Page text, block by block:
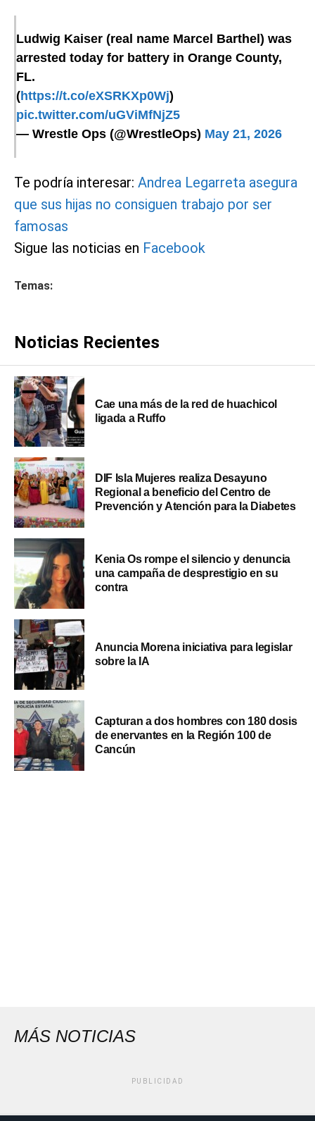
Ludwig Kaiser (real name Marcel Barthel) was
arrested today for battery in Orange County,
FL.
(https://t.co/eXSRKXp0Wj)
pic.twitter.com/uGViMfNjZ5
— Wrestle Ops (@WrestleOps) May 21, 2026
Te podría interesar: Andrea Legarreta asegura
que sus hijas no consiguen trabajo por ser
famosas
Sigue las noticias en Facebook
Temas:
Noticias Recientes
Cae una más de la red de huachicol
ligada a Ruffo
DIF Isla Mujeres realiza Desayuno
Regional a beneficio del Centro de
Prevención y Atención para la Diabetes
Kenia Os rompe el silencio y denuncia
una campaña de desprestigio en su
contra
Anuncia Morena iniciativa para legislar
sobre la IA
Capturan a dos hombres con 180 dosis
de enervantes en la Región 100 de
Cancún
MÁS NOTICIAS
PUBLICIDAD